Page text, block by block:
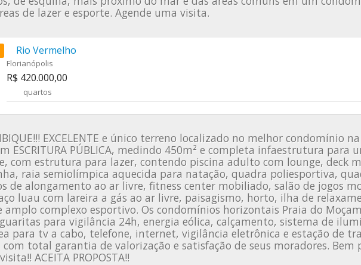
de lazer e esporte. Agende uma visita.
Rio Vermelho
Florianópolis
R$ 420.000,00
quartos
EXCELENTE e único terreno localizado no melhor condomínio
ESCRITURA PÚBLICA, medindo 450m² e completa infaestrutura
com estrutura para lazer, contendo piscina adulto com lounge, deck
raia semiolímpica aquecida para natação, quadra poliesportiva,
de alongamento ao ar livre, fitness center mobiliado, salão de jogos
luau com lareira a gás ao ar livre, paisagismo, horto, ilha de
complexo esportivo. Os condomínios horizontais Praia do
para vigilância 24h, energia eólica, calçamento, sistema de
para tv a cabo, telefone, internet, vigilância eletrônica e estação de
total garantia de valorização e satisfação de seus moradores.
ACEITA PROPOSTA!!